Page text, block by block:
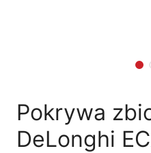
Pokrywa
DeLonghi